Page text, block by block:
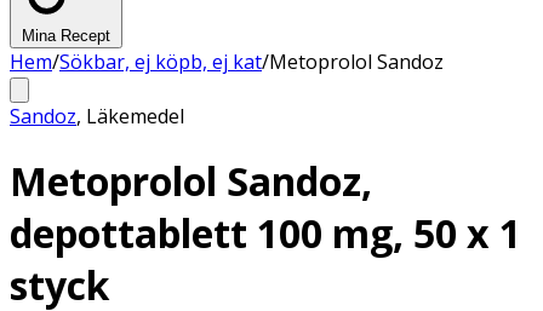
Mina Recept
Hem/Sökbar, ej köpb, ej kat/Metoprolol Sandoz
Sandoz, Läkemedel
Metoprolol Sandoz,
depottablett 100 mg, 50 x 1
styck